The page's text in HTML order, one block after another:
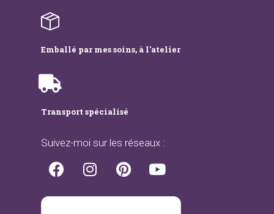
Emballé par mes soins, à l'atelier
Transport spécialisé
Suivez-moi sur les réseaux :